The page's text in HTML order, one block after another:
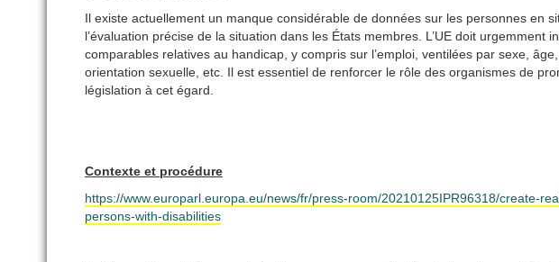
Il existe actuellement un manque considérable de données sur les personnes en
l’évaluation précise de la situation dans les États membres. L’UE doit urgemment
comparables relatives au handicap, y compris sur l’emploi, ventilées par sexe,
orientation sexuelle, etc. Il est essentiel de renforcer le rôle des organismes de
législation à cet égard.
Contexte et procédure
https://www.europarl.europa.eu/news/fr/press-room/20210125IPR96318/create-
persons-with-disabilities